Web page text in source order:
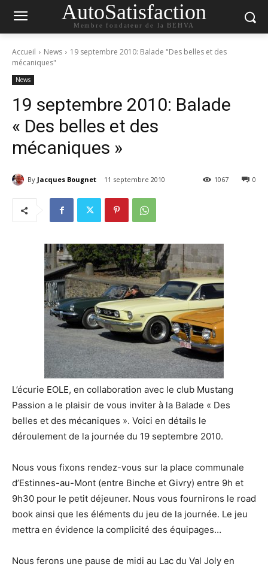
AutoSatisfaction
Membre fondateur de la BEHVA
Accueil News
19 septembre 2010: Balade "Des belles et des
mécaniques"
News
19 septembre 2010: Balade
« Des belles et des
mécaniques »
By Jacques Bougnet 11 septembre 2010 0
1067
L’écurie EOLE, en collaboration avec le club Mustang
Passion a le plaisir de vous inviter à la Balade « Des
belles et des mécaniques ». Voici en détails le
déroulement de la journée du 19 septembre 2010.
Nous vous fixons rendez-vous sur la place communale
d’Estinnes-au-Mont (entre Binche et Givry) entre 9h et
9h30 pour le petit déjeuner. Nous vous fournirons le road
book ainsi que les éléments du jeu de la journée. Le jeu
mettra en évidence la complicité des équipages…
Nous ferons une pause de midi au Lac du Val Joly en